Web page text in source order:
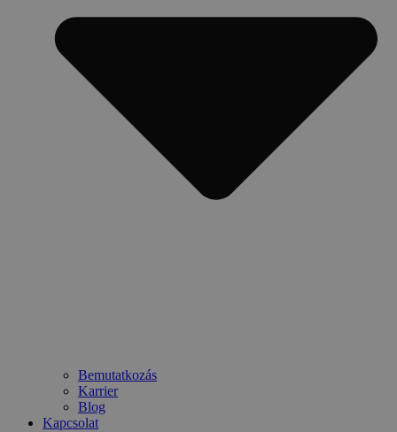
Bemutatkozás
Karrier
Blog
Kapcsolat